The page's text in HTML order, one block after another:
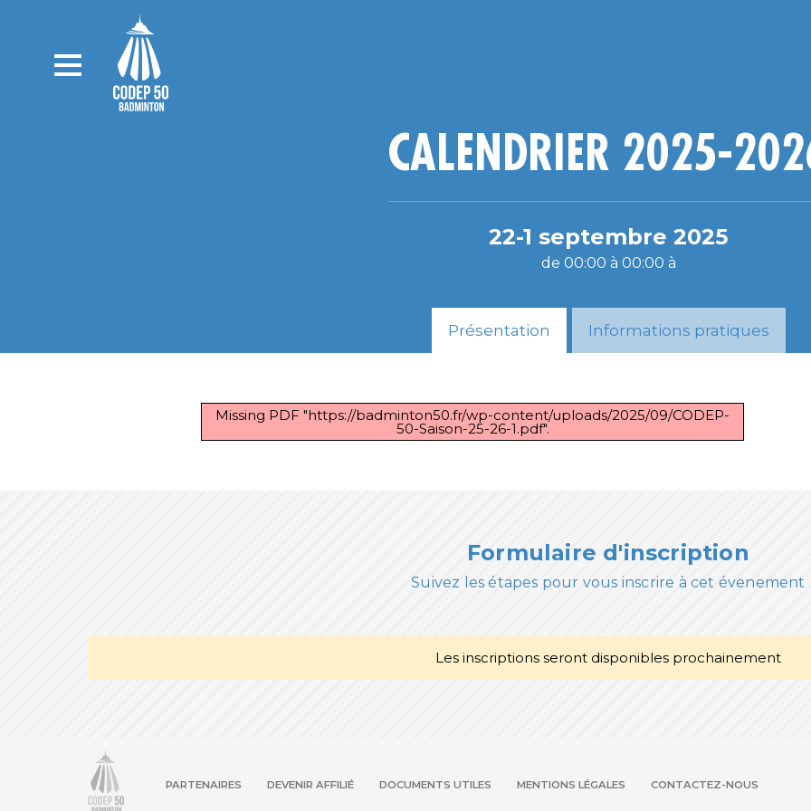
CALENDRIER 2025-
22-1 septembre 2025
de 00:00 à 00:00 à
Présentation Informations pratiques
Missing PDF "https://badminton50.fr/wp-content/uploads/2025/09/CODEP-
50-Saison-25-26-1.pdf".
Formulaire d'inscription
Suivez les étapes pour vous inscrire à cet évenement
Les inscriptions seront disponibles prochainement
PARTENAIRES DEVENIR AFFILIÉ DOCUMENTS UTILES MENTIONS LÉGALES CONTACTEZ-NOUS